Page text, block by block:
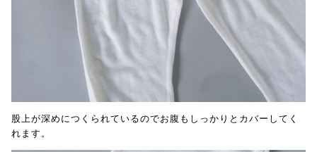
股上が深めにつくられているのでお腹もしっかりとカバーしてく
れます。